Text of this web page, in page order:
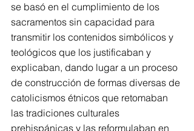
se basó en el cumplimiento de los
sacramentos sin capacidad para
transmitir los contenidos simbólicos y
teológicos que los justificaban y
explicaban, dando lugar a un proceso
de construcción de formas diversas de
catolicismos étnicos que retomaban
las tradiciones culturales
prehispánicas y las reformulaban en